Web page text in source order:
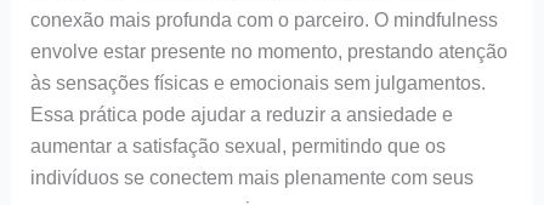
conexão mais profunda com o parceiro. O mindfulness
envolve estar presente no momento, prestando atenção
às sensações físicas e emocionais sem julgamentos.
Essa prática pode ajudar a reduzir a ansiedade e
aumentar a satisfação sexual, permitindo que os
indivíduos se conectem mais plenamente com seus